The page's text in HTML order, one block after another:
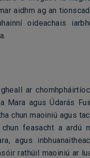
aidhm ag an
oideachais
ar
Mara agus Údarás
chun maoiniú agus
chun feasacht a ardú
agus
rathúil maoiniú ar